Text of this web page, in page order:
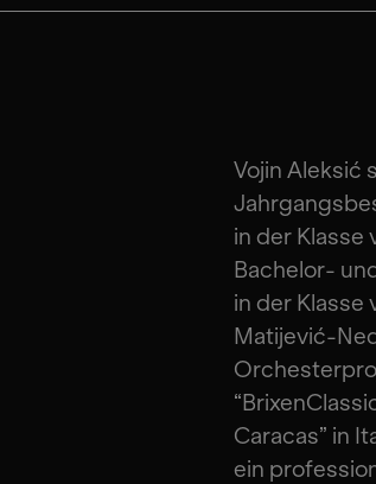
Vojin Aleksić
in der Klasse
Bachelor-
in der Klasse
Matijević-
Caracas” in
ein